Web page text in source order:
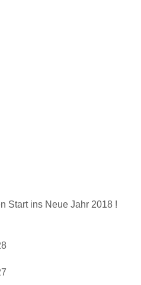
Start ins Neue Jahr 2018 !